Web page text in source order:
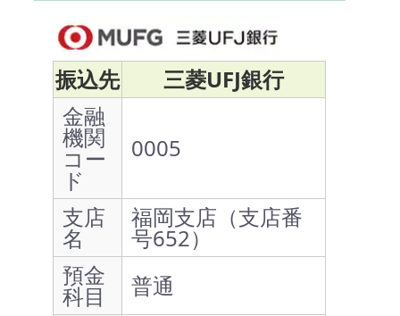
振込先
三菱UFJ銀行
金融
機関
コー
ド
0005
支店
名
福岡支店（支店番
号652）
預金
科目
普通